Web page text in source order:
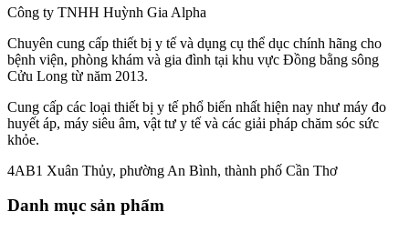
Công ty TNHH Huỳnh Gia Alpha
Chuyên cung cấp thiết bị y tế và dụng cụ thể dục chính hãng cho
bệnh viện, phòng khám và gia đình tại khu vực Đồng bằng sông
Cửu Long từ năm 2013.
Cung cấp các loại thiết bị y tế phổ biến nhất hiện nay như máy đo
huyết áp, máy siêu âm, vật tư y tế và các giải pháp chăm sóc sức
khỏe.
4AB1 Xuân Thủy, phường An Bình, thành phố Cần Thơ
Danh mục sản phẩm